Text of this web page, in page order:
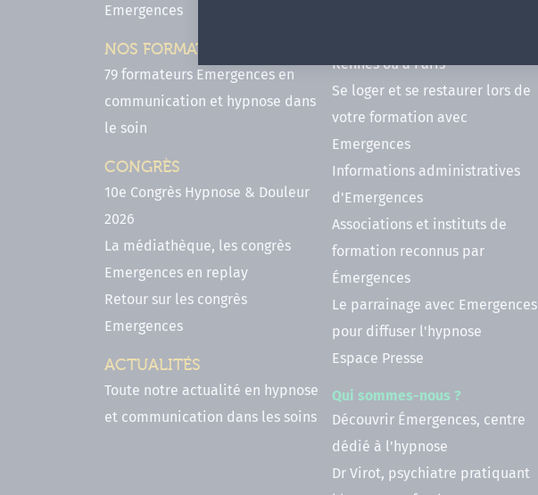
Emergences
NOS FORMATEURS
79 formateurs Emergences en
communication et hypnose dans
le soin
CONGRÈS
10e Congrès Hypnose & Douleur
2026
La médiathèque, les congrès
Emergences en replay
Retour sur les congrès
Emergences
ACTUALITÉS
Toute notre actualité en hypnose
et communication dans les soins
Rennes ou à Paris
Se loger et se restaurer lors de
votre formation avec
Emergences
Informations administratives
d'Emergences
Associations et instituts de
formation reconnus par
Émergences
Le parrainage avec Emergences
pour diffuser l'hypnose
Espace Presse
Qui sommes-nous ?
Découvrir Émergences, centre
dédié à l'hypnose
Dr Virot, psychiatre pratiquant